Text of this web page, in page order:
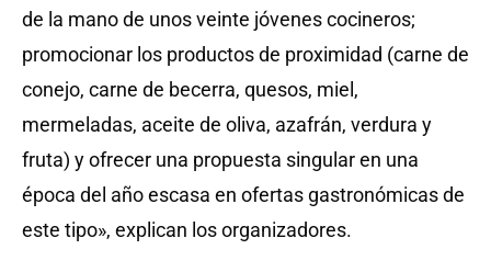
de la mano de unos veinte jóvenes cocineros;
promocionar los productos de proximidad (carne de
conejo, carne de becerra, quesos, miel,
mermeladas, aceite de oliva, azafrán, verdura y
fruta) y ofrecer una propuesta singular en una
época del año escasa en ofertas gastronómicas de
este tipo», explican los organizadores.